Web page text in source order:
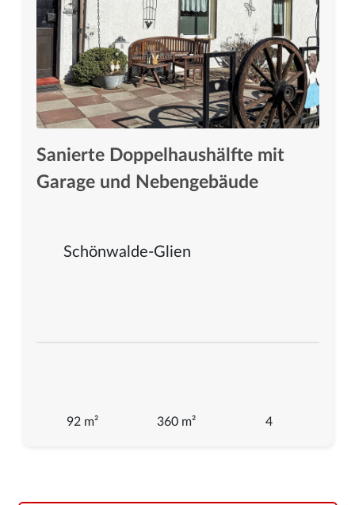
Sanierte Doppelhaushälfte mit
Garage und Nebengebäude
Schönwalde-Glien
92 m² 360 m² 4